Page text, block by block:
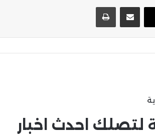
مشاركة عبر البريد
لتصلك احدث اخبار